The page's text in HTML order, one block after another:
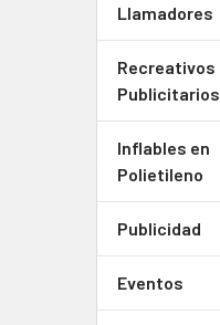
Llamadores
Recreativos
Publicitarios
Inflables en
Polietileno
Publicidad
Eventos